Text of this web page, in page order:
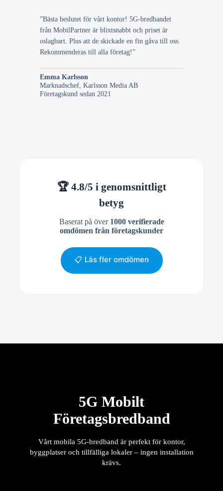
”Bästa beslutet för vårt kontor! 5G-bredbandet
från MobilPartner är blixtsnabbt och priset är
oslagbart. Plus att de skickade en fin gåva till oss.
Rekommenderas till alla företag!”
Emma Karlsson
Marknadschef, Karlsson Media AB
Företagskund sedan 2021
🏆 4.8/5 i genomsnittligt
betyg
Baserat på över 1000 verifierade
omdömen från företagskunder
📋 Läs fler omdömen
5G Mobilt
Företagsbredband
Vårt mobila 5G-bredband är perfekt för kontor,
byggplatser och tillfälliga lokaler – ingen installation
krävs.